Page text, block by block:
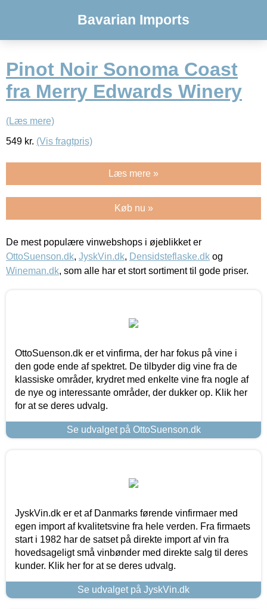
Bavarian Imports
Pinot Noir Sonoma Coast
fra Merry Edwards Winery
(Læs mere)
549 kr. (Vis fragtpris)
Læs mere »
Køb nu »
De mest populære vinwebshops i øjeblikket er
OttoSuenson.dk, JyskVin.dk, Densidsteflaske.dk og
Wineman.dk, som alle har et stort sortiment til gode priser.
OttoSuenson.dk er et vinfirma, der har fokus på vine i
den gode ende af spektret. De tilbyder dig vine fra de
klassiske områder, krydret med enkelte vine fra nogle af
de nye og interessante områder, der dukker op. Klik her
for at se deres udvalg.
Se udvalget på OttoSuenson.dk
JyskVin.dk er et af Danmarks førende vinfirmaer med
egen import af kvalitetsvine fra hele verden. Fra firmaets
start i 1982 har de satset på direkte import af vin fra
hovedsageligt små vinbønder med direkte salg til deres
kunder. Klik her for at se deres udvalg.
Se udvalget på JyskVin.dk